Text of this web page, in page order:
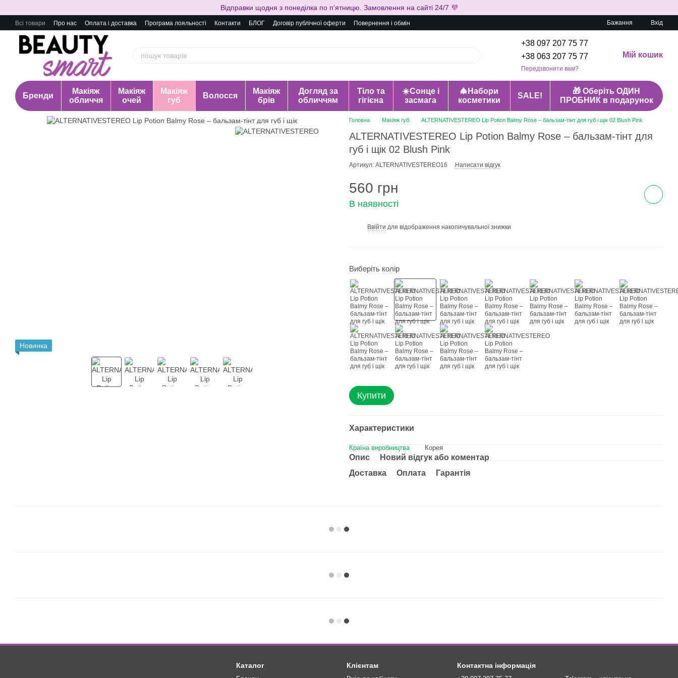
Відправки щодня з понеділка по п'ятницю. Замовлення на сайті 24/7 💜
Всі товари Про нас Оплата і доставка Програма лояльності Контакти БЛОГ Договір публічної оферти Повернення і обмін Бажання Вхід
+38 097 207 75 77
+38 063 207 75 77
Передзвонити вам?
Мій кошик
Бренди
Макіяж
обличчя
Макіяж
очей
Макіяж
губ
Волосся
Макіяж
брів
Догляд за
обличчям
Тіло та
гігієна
☀️Сонце і
засмага
🎄Набори
косметики
SALE!
🎁 Оберіть ОДИН
ПРОБНИК в подарунок
Новинка
Головна Макіяж губ ALTERNATIVESTEREO Lip Potion Balmy Rose – бальзам-тінт для губ і щік 02 Blush Pink
ALTERNATIVESTEREO Lip Potion Balmy Rose – бальзам-тінт для
губ і щік 02 Blush Pink
Артикул: ALTERNATIVESTEREO16 Написати відгук
560 грн
В наявності
Ввійти для відображення накопичувальної знижки
Виберіть колір
Купити
Характеристики
Країна виробництва Корея
Опис
Новий відгук або коментар
Доставка
Оплата Гарантія
Каталог Клієнтам Контактна інформація